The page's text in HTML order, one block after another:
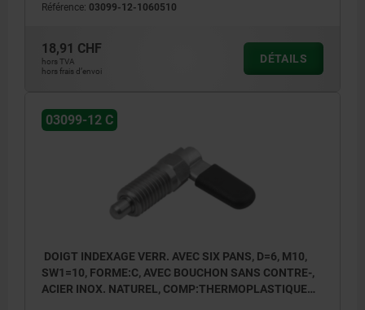
Référence: 03099-12-1060510
18,91 CHF
hors TVA
hors frais d’envoi
DÉTAILS
03099-12 C
DOIGT INDEXAGE VERR. AVEC SIX PANS, D=6, M10,
SW1=10, FORME:C, AVEC BOUCHON SANS CONTRE-,
ACIER INOX. NATUREL, COMP:THERMOPLASTIQUE